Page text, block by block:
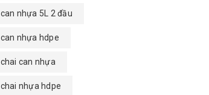
can nhựa 5L 2 đầu
can nhựa hdpe
chai can nhựa
chai nhựa hdpe